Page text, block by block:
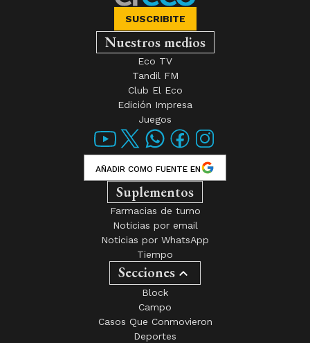
SUSCRIBITE
Nuestros medios
Eco TV
Tandil FM
Club El Eco
Edición Impresa
Juegos
AÑADIR COMO FUENTE EN
Suplementos
Farmacias de turno
Noticias por email
Noticias por WhatsApp
Tiempo
Secciones
Block
Campo
Casos Que Conmovieron
Deportes